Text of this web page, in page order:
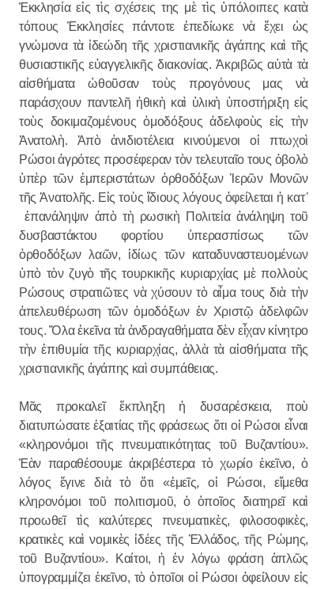
Ἐκκλησία εἰς τὶς σχέσεις της μὲ τὶς ὑπόλοιπες κατὰ
τόπους Ἐκκλησίες πάντοτε ἐπεδίωκε νὰ ἔχει ὡς
γνώμονα τὰ ἰδεώδη τῆς χριστιανικῆς ἀγάπης καὶ τῆς
θυσιαστικῆς εὐαγγελικῆς διακονίας. Ἀκριβῶς αὐτὰ τὰ
αἰσθήματα ὠθοῦσαν τοὺς προγόνους μας νὰ
παράσχουν παντελῆ ἠθικὴ καὶ ὑλικὴ ὑποστήριξη εἰς
τοὺς δοκιμαζομένους ὁμοδόξους ἀδελφοὺς εἰς τὴν
Ἀνατολὴ. Ἀπὸ ἀνιδιοτέλεια κινούμενοι οἱ πτωχοὶ
Ρώσοι ἀγρότες προσέφεραν τὸν τελευταῖο τους ὀβολὸ
ὑπὲρ τῶν ἐμπεριστάτων ὀρθοδόξων Ἱερῶν Μονῶν
τῆς Ἀνατολῆς. Εἰς τοὺς ἴδιους λόγους ὀφείλεται ἡ κατ᾽
ἐπανάληψιν ἀπὸ τὴ ρωσικὴ Πολιτεία ἀνάληψη τοῦ
δυσβαστάκτου φορτίου ὑπερασπίσως τῶν
ὀρθοδόξων λαῶν, ἰδίως τῶν καταδυναστευομένων
ὑπὸ τὸν ζυγὸ τῆς τουρκικῆς κυριαρχίας μὲ πολλοὺς
Рώσους στρατιῶτες νὰ χύσουν τὸ αἶμα τους διὰ τὴν
ἀπελευθέρωση τῶν ὁμοδόξων ἐν Χριστῷ ἀδελφῶν
τους. Ὅλα ἐκεῖνα τὰ ἀνδραγαθήματα δὲν εἶχαν κίνητρο
τὴν ἐπιθυμία τῆς κυριαρχίας, ἀλλὰ τὰ αἰσθήματα τῆς
χριστιανικῆς ἀγάπης καὶ συμπάθειας.
Μᾶς προκαλεῖ ἔκπληξη ἡ δυσαρέσκεια, ποὺ
διατυπώσατε ἐξαιτίας τῆς φράσεως ὅτι οἱ Ρώσοι εἶναι
«κληρονόμοι τῆς πνευματικότητας τοῦ Βυζαντίου».
Ἐὰν παραθέσουμε ἀκριβέστερα τὸ χωρίο ἐκεῖνο, ὁ
λόγος ἔγινε διὰ τὸ ὅτι «ἐμεῖς, οἱ Ρώσοι, εἴμεθα
κληρονόμοι τοῦ πολιτισμοῦ, ὁ ὁποῖος διατηρεῖ καὶ
προωθεῖ τὶς καλύτερες πνευματικὲς, φιλοσοφικὲς,
κρατικὲς καὶ νομικὲς ἰδέες τῆς Ἑλλάδος, τῆς Ρώμης,
τοῦ Βυζαντίου». Καίτοι, ἡ ἑν λόγω φράση ἁπλῶς
ὑπογραμμίζει ἐκεῖνο, τὸ ὁποῖοι οἱ Ρώσοι ὀφείλουν εἰς